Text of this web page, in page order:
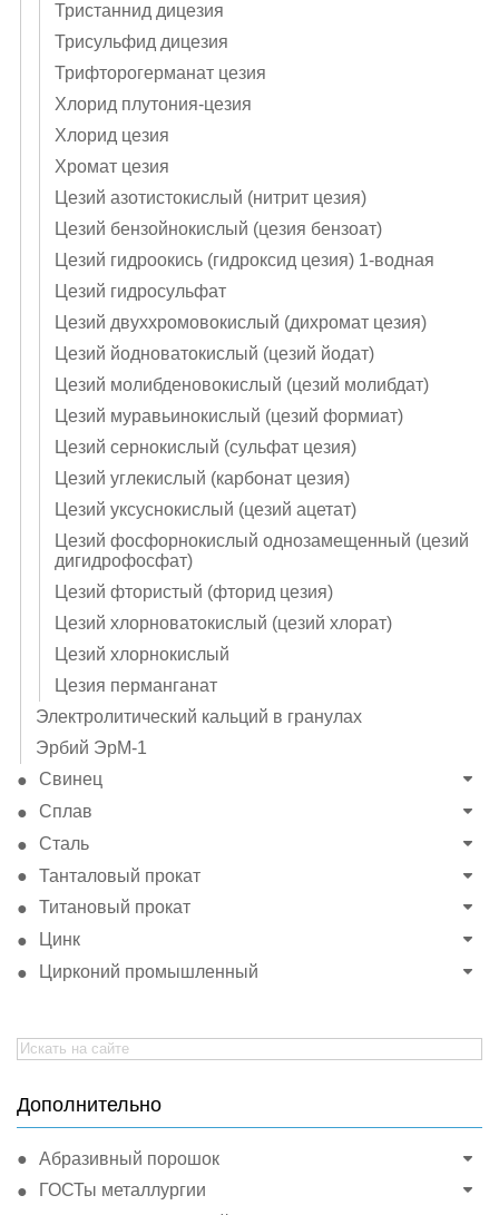
Тристаннид дицезия
Трисульфид дицезия
Трифторогерманат цезия
Хлорид плутония-цезия
Хлорид цезия
Хромат цезия
Цезий азотистокислый (нитрит цезия)
Цезий бензойнокислый (цезия бензоат)
Цезий гидроокись (гидроксид цезия) 1-водная
Цезий гидросульфат
Цезий двуххромовокислый (дихромат цезия)
Цезий йодноватокислый (цезий йодат)
Цезий молибденовокислый (цезий молибдат)
Цезий муравьинокислый (цезий формиат)
Цезий сернокислый (сульфат цезия)
Цезий углекислый (карбонат цезия)
Цезий уксуснокислый (цезий ацетат)
Цезий фосфорнокислый однозамещенный (цезий
дигидрофосфат)
Цезий фтористый (фторид цезия)
Цезий хлорноватокислый (цезий хлорат)
Цезий хлорнокислый
Цезия перманганат
Электролитический кальций в гранулах
Эрбий ЭрМ-1
Свинец
Сплав
Сталь
Танталовый прокат
Титановый прокат
Цинк
Цирконий промышленный
Search
for:
Дополнительно
Абразивный порошок
ГОСТы металлургии